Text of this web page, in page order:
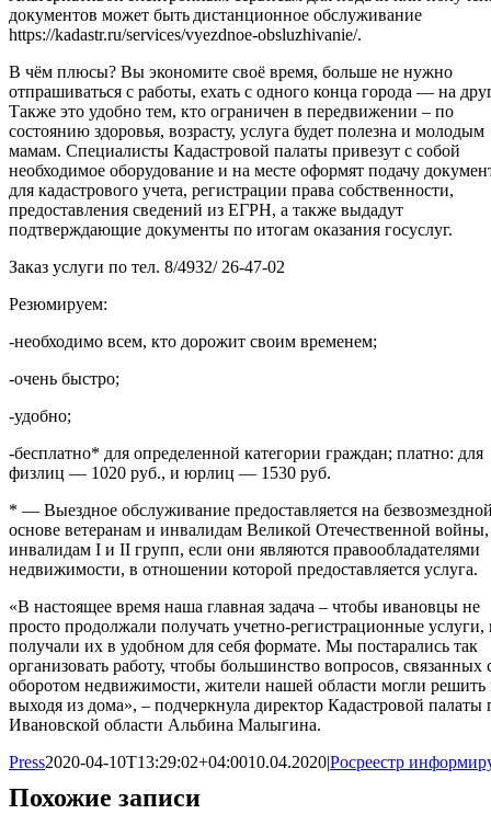
документов может быть дистанционное обслуживание
https://kadastr.ru/services/vyezdnoe-obsluzhivanie/.
В чём плюсы? Вы экономите своё время, больше не нужно
отпрашиваться с работы, ехать с одного конца города — на
Также это удобно тем, кто ограничен в передвижении – по
состоянию здоровья, возрасту, услуга будет полезна и молодым
мамам. Специалисты Кадастровой палаты привезут с собой
необходимое оборудование и на месте оформят подачу
для кадастрового учета, регистрации права собственности,
предоставления сведений из ЕГРН, а также выдадут
подтверждающие документы по итогам оказания госуслуг.
Заказ услуги по тел. 8/4932/ 26-47-02
Резюмируем:
-необходимо всем, кто дорожит своим временем;
-очень быстро;
-удобно;
-бесплатно* для определенной категории граждан; платно: для
физлиц — 1020 руб., и юрлиц — 1530 руб.
* — Выездное обслуживание предоставляется на
основе ветеранам и инвалидам Великой Отечественной войны,
инвалидам I и II групп, если они являются правообладателями
недвижимости, в отношении которой предоставляется услуга.
«В настоящее время наша главная задача – чтобы ивановцы не
просто продолжали получать учетно-регистрационные услуги,
получали их в удобном для себя формате. Мы постарались так
организовать работу, чтобы большинство вопросов, связанных
оборотом недвижимости, жители нашей области могли решить
выходя из дома», – подчеркнула директор Кадастровой палаты
Ивановской области Альбина Малыгина.
Press2020-04-10T13:29:02+04:0010.04.2020|Росреестр
Похожие записи